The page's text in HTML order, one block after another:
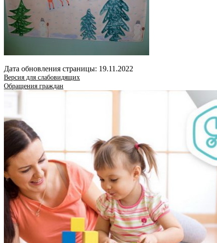
Дата обновления страницы: 19.11.2022
Версия для слабовидящих
Обращения граждан